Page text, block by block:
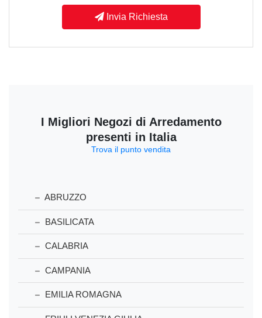
Invia Richiesta
I Migliori Negozi di Arredamento
presenti in Italia
Trova il punto vendita
ABRUZZO
BASILICATA
CALABRIA
CAMPANIA
EMILIA ROMAGNA